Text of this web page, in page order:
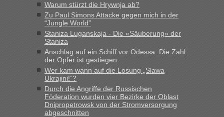
Recht, Visa und Dokumente • Deklaration
gebrauchter Kleidung beim Zoll
„Hallo Leute, ich weiß nicht, ob ich hier richtig bin mit meiner
Anfrage. Ich möchte 4 Umzugskartons mit gebrauchter
Straßen Kleidung bei der Einreise in die Ukraine
mitnehmen. Es ist gebrauchte Kleidung...“
Berichte und Reisetipps • Re: An welchem
Grenzübergang zwischen Polen und der Ukraine
geht es am schnellsten?
Warum stürzt die Hrywnja ab?
Zu Paul Simons Attacke gegen mich in der
“Jungle World”
Staniza Luganskaja - Die «Säuberung» der
Staniza
Anschlag auf ein Schiff vor Odessa: Die Zahl
der Opfer ist gestiegen
Wer kam wann auf die Losung „Slawa
Ukrajini!“?
Durch die Angriffe der Russischen
Föderation wurden vier Bezirke der Oblast
Dnipropetrowsk von der Stromversorgung
abgeschnitten